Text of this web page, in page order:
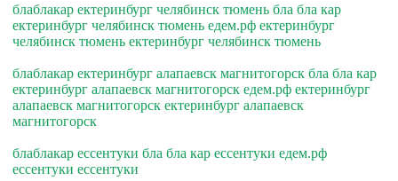
блаблакар ектеринбург челябинск тюмень бла бла кар
ектеринбург челябинск тюмень едем.рф ектеринбург
челябинск тюмень ектеринбург челябинск тюмень
блаблакар ектеринбург алапаевск магнитогорск бла бла кар
ектеринбург алапаевск магнитогорск едем.рф ектеринбург
алапаевск магнитогорск ектеринбург алапаевск
магнитогорск
блаблакар ессентуки бла бла кар ессентуки едем.рф
ессентуки ессентуки